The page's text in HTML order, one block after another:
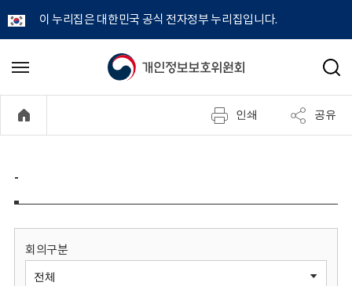
이 누리집은 대한민국 공식 전자정부 누리집입니다.
개
정
보
메
기
검
인쇄 공유
-
회의구분